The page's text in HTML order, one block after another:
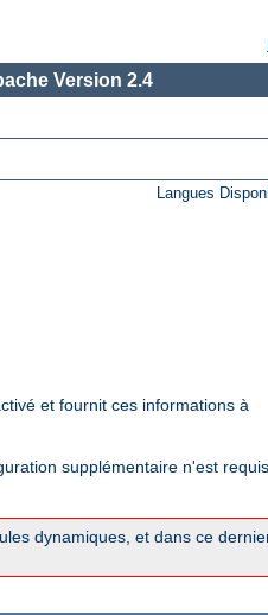
Version 2.4
Langues
et fournit ces informations à
supplémentaire n'est
dynamiques, et dans ce